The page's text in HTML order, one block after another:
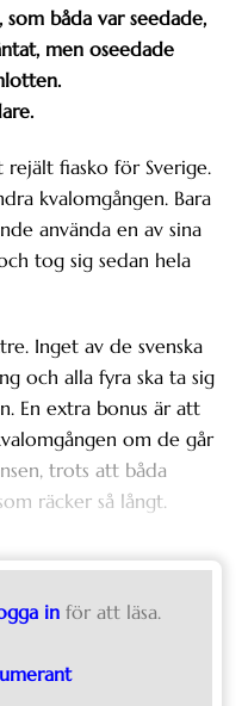
båda var seedade,
men oseedade
rejält fiasko för Sverige.
kvalomgången. Bara
använda en av sina
tog sig sedan hela
Inget av de svenska
och alla fyra ska ta sig
En extra bonus är att
om de går
trots att båda
räcker så långt.
in för att läsa.